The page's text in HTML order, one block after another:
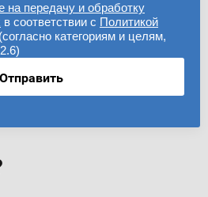
на передачу и обработку
в соответствии с Политикой
(согласно категориям и целям,
Отправить